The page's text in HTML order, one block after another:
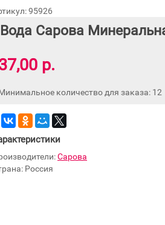
95926
Вода Сарова
р.
количество для заказа: 12
Сарова
Россия